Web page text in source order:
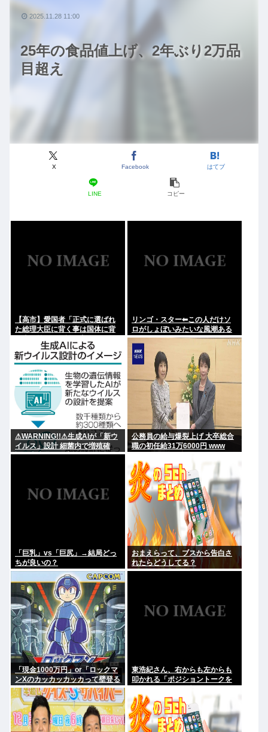
25年の食品値上げ、2年ぶり2万品
目超え
X Facebook はてブ
LINE コピー
2025.11.28 11:00
【高市】愛国者「正式に選ばれ
た総理大臣に背く事は国体に背
く事に等しい。誰が主人かハッ
キリさせるべき」
リンゴ・スター⬅︎この人だけソ
ロがしょぼいみたいな風潮ある
じゃないですか
⚠WARNING!!⚠生成AIが「新ウ
イルス」設計 細菌内で増殖確
認、米大学が研究
公務員の給与爆裂上げ 大卒総合
職の初任給31万6000円 www
「巨乳」vs「巨尻」→結局どっ
ちが良いの？
おまえらって、ブスから告白さ
れたらどうしてる？
「現金1000万円」or「ロックマ
ンXのカッカッカッカって壁登る
能力」
東浩紀さん、右からも左からも
叩かれる「ポジショントークを
擁護されるwww